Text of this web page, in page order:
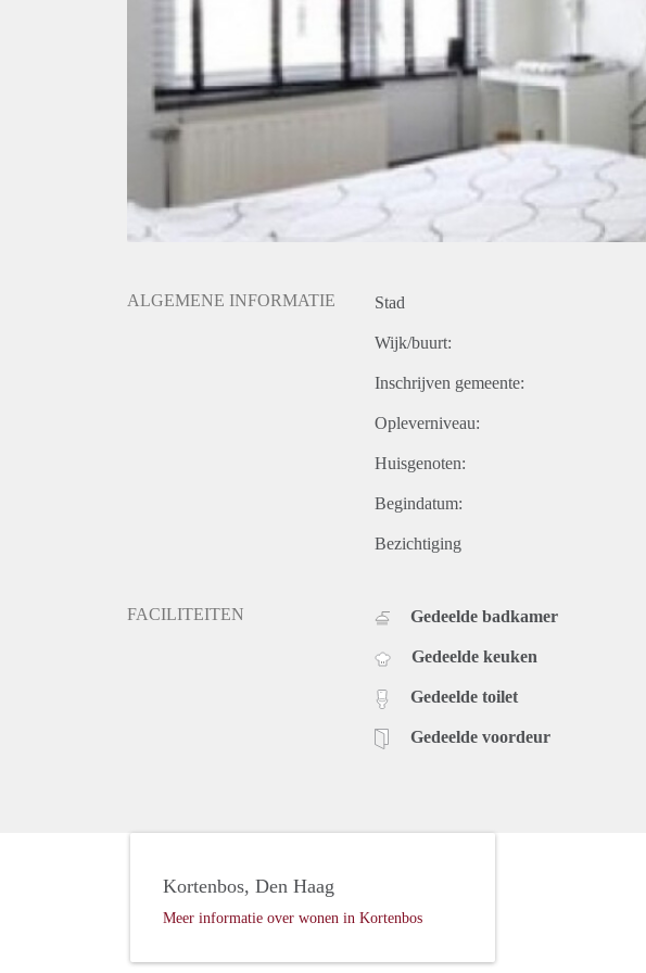
ALGEMENE INFORMATIE Stad
Wijk/buurt:
Inschrijven gemeente:
Opleverniveau:
Huisgenoten:
Begindatum:
Bezichtiging
FACILITEITEN Gedeelde badkamer
Gedeelde keuken
Gedeelde toilet
Gedeelde voordeur
Kortenbos, Den Haag
Meer informatie over wonen in Kortenbos